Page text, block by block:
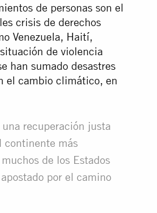
de personas son el
crisis de derechos
Venezuela, Haití,
de violencia
han sumado desastres
el cambio climático, en
recuperación justa
continente más
de los Estados
por el camino